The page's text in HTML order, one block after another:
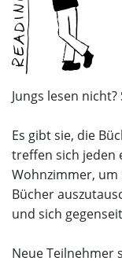
Jungs lesen
Es gibt sie, die
treffen sich jeden
Wohnzimmer, um
Bücher
und sich
Neue Teilnehmer